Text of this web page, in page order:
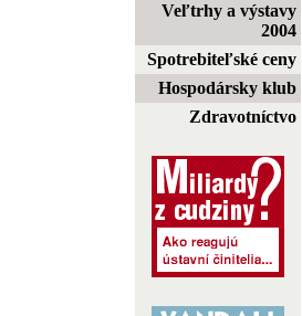
Veľtrhy a výstavy
2004
Spotrebiteľské ceny
Hospodársky klub
Zdravotníctvo